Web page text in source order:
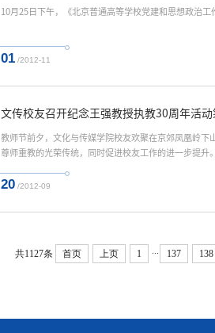
10月25日下午，《北京普通高等学校党建和思想政治
01 /2012-11
文传校友召开纪念王强教授执教30周年活动
教师节前夕，文化与传媒学院校友欢聚在京郊凤凰岭
尊师重教的光荣传统，同时促进校友工作的进一步提升。
20 /2012-09
共1127条 首页 上页 1 ... 137 138